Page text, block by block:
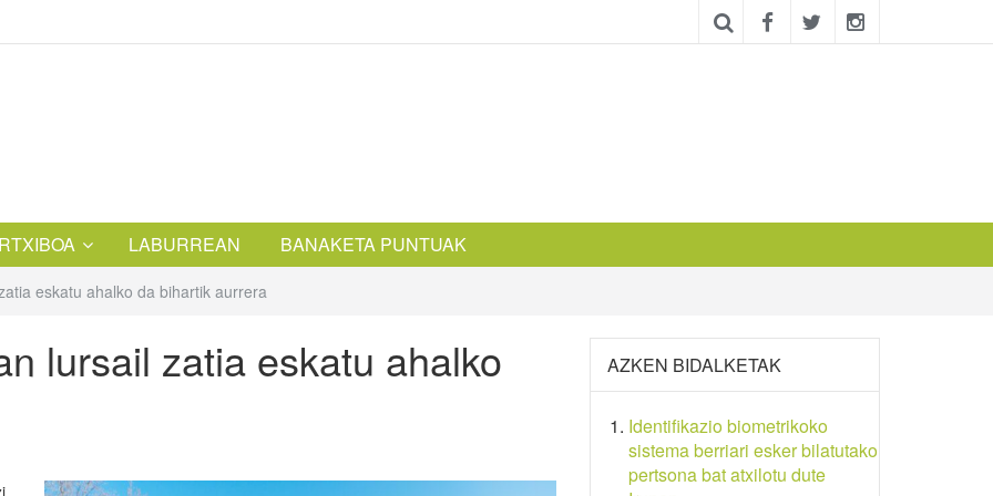
LABURREAN BANAKETA PUNTUAK
eskatu ahalko da bihartik aurrera
lursail zatia eskatu ahalko AZKEN BIDALKETAK
Identifikazio biometrikoko
sistema berriari esker bilatutako
pertsona bat atxilotu dute